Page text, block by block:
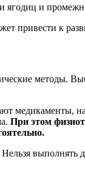
ягодиц и
привести к
методы.
медикаменты,
При этом
выполнять